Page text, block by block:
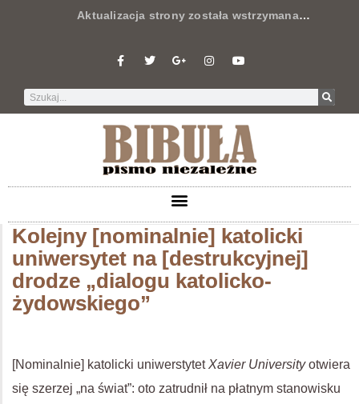
Aktualizacja strony została wstrzymana…
Kolejny [nominalnie] katolicki
uniwersytet na [destrukcyjnej]
drodze „dialogu katolicko-
żydowskiego”
[Nominalnie] katolicki uniwerstytetXavier Universityotwiera
się szerzej „na świat”: oto zatrudnił na płatnym stanowisku